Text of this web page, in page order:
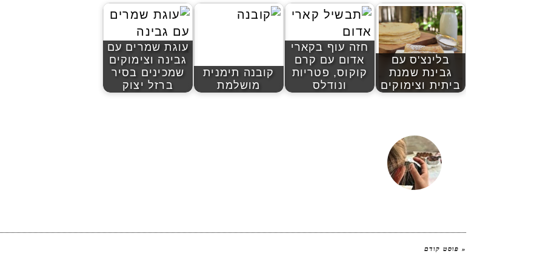
בלינצ'ס עם
גבינת שמנת
ביתית וצימוקים
חזה עוף בקארי
אדום עם קרם
קוקוס, פטריות
ונודלס
קובנה תימנית
מושלמת
עוגת שמרים עם
גבינה וצימוקים
שמכינים בסיר
ברזל יצוק
« פוסט קודם